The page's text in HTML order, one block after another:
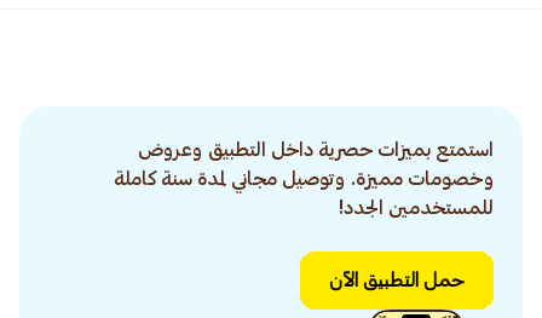
استمتع بميزات حصرية داخل التطبيق وعروض
وخصومات مميزة. وتوصيل مجاني لمدة سنة كاملة
للمستخدمين الجدد!
حمل التطبيق الآن